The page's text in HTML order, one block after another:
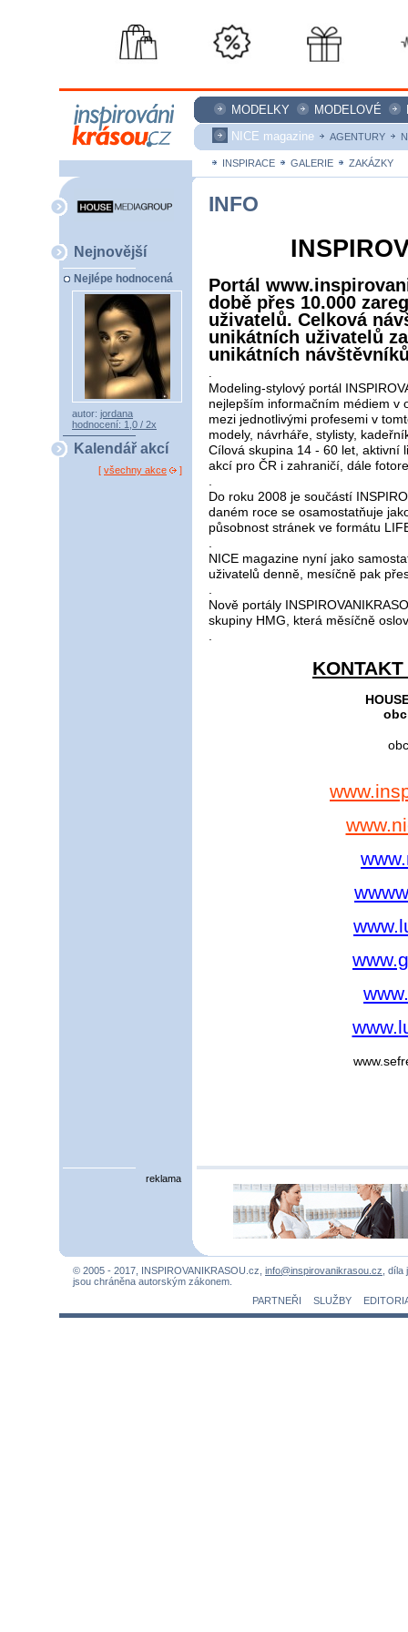
MODELKY MODELOVÉ
NICE magazine
AGENTURY
INSPIRACE GALERIE ZAKÁZKY
Nejnovější
Nejlépe hodnocená
autor: jordana
hodnocení: 1,0 / 2x
Kalendář akcí
[ všechny akce ]
INFO
Portál
době přes 10.000
uživatelů. Celková
unikátních uživatelů
unikátních
Modeling-stylový portál
nejlepším informačním médiem v
mezi jednotlivými profesemi v
modely, návrháře, stylisty,
Cílová skupina 14 - 60 let, aktivní
akcí pro ČR i zahraničí, dále
Do roku 2008 je součástí
daném roce se osamostatňuje
působnost stránek ve formátu
NICE magazine nyní jako
uživatelů denně, mesíčně pak
Nově portály
skupiny HMG, která měsíčně
reklama
© 2005 - 2017, INSPIROVANIKRASOU.cz, info@inspirovanikrasou.cz ,
jsou chráněna autorským zákonem.
PARTNEŘI
SLUŽBY